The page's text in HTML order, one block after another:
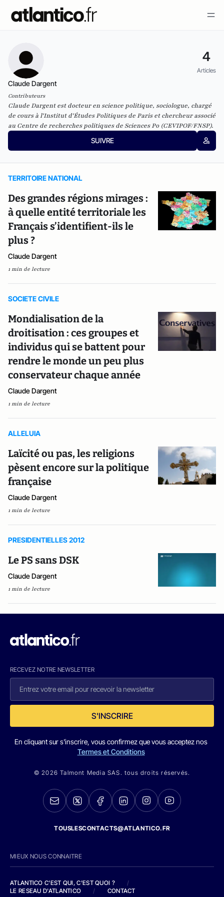
4
Articles
Claude Dargent
Contributeurs
Claude Dargent est docteur en science politique, sociologue, chargé
de cours à l'Institut d'Études Politiques de Paris et chercheur associé
au Centre de recherches politiques de Sciences Po (CEVIPOF/FNSP).
SUIVRE
TERRITOIRE NATIONAL
Des grandes régions mirages :
à quelle entité territoriale les
Français s’identifient-ils le
plus ?
Claude Dargent
1 min de lecture
SOCIETE CIVILE
Mondialisation de la
droitisation : ces groupes et
individus qui se battent pour
rendre le monde un peu plus
conservateur chaque année
Claude Dargent
1 min de lecture
ALLELUIA
Laïcité ou pas, les religions
pèsent encore sur la politique
française
Claude Dargent
1 min de lecture
PRESIDENTIELLES 2012
Le PS sans DSK
Claude Dargent
1 min de lecture
RECEVEZ NOTRE NEWSLETTER
S'INSCRIRE
En cliquant sur s'inscrire, vous confirmez que vous acceptez nos
Termes et Conditions
© 2026 Talmont Media SAS. tous droits réservés.
TOUSLESCONTACTS@ATLANTICO.FR
MIEUX NOUS CONNAITRE
ATLANTICO C'EST QUI, C'EST QUOI ?
/
LE RESEAU D'ATLANTICO
/ CONTACT